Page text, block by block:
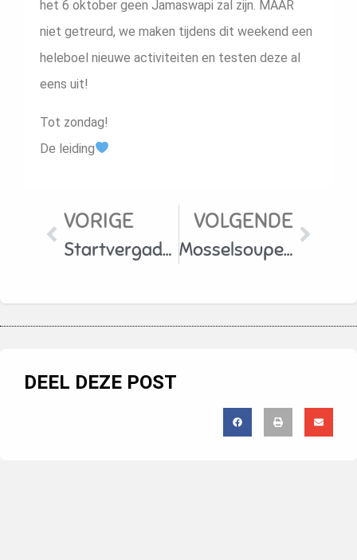
het 6 oktober geen Jamaswapi zal zijn. MAAR
niet getreurd, we maken tijdens dit weekend een
heleboel nieuwe activiteiten en testen deze al
eens uit!
Tot zondag!
De leiding
VORIGE
Startvergadering 2024
VOLGENDE
Mosselsouper 2024
DEEL DEZE POST